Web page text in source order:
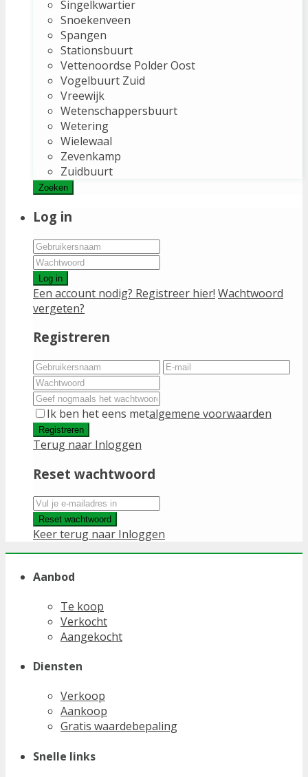
Singelkwartier
Snoekenveen
Spangen
Stationsbuurt
Vettenoordse Polder Oost
Vogelbuurt Zuid
Vreewijk
Wetenschappersbuurt
Wetering
Wielewaal
Zevenkamp
Zuidbuurt
Zoeken
Log in
Log in
Een account nodig? Registreer hier! Wachtwoord
vergeten?
Registreren
Ik ben het eens metalgemene voorwaarden
Registreren
Terug naar Inloggen
Reset wachtwoord
Reset wachtwoord
Keer terug naar Inloggen
Aanbod
Te koop
Verkocht
Aangekocht
Diensten
Verkoop
Aankoop
Gratis waardebepaling
Snelle links